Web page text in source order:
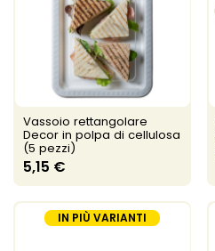
Vassoio rettangolare
Decor in polpa di cellulosa
(5 pezzi)
5,15 €
IN PIÙ VARIANTI